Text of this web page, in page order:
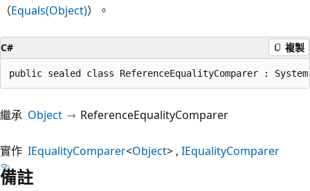
（Equals(Object)）。
C# 複製
public sealed class ReferenceEqualityComparer :
繼承 Object ReferenceEqualityComparer
實作 IEqualityComparer<Object> IEqualityComparer
備註